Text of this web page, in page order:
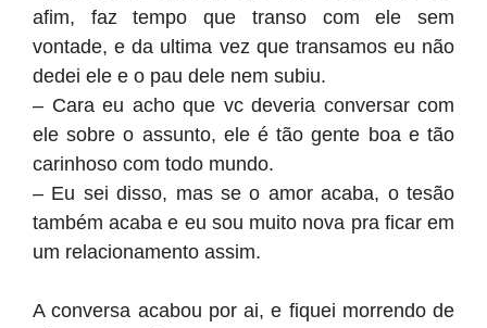
afim, faz tempo que transo com ele sem
vontade, e da ultima vez que transamos eu não
dedei ele e o pau dele nem subiu.
– Cara eu acho que vc deveria conversar com
ele sobre o assunto, ele é tão gente boa e tão
carinhoso com todo mundo.
– Eu sei disso, mas se o amor acaba, o tesão
também acaba e eu sou muito nova pra ficar em
um relacionamento assim.
A conversa acabou por ai, e fiquei morrendo de